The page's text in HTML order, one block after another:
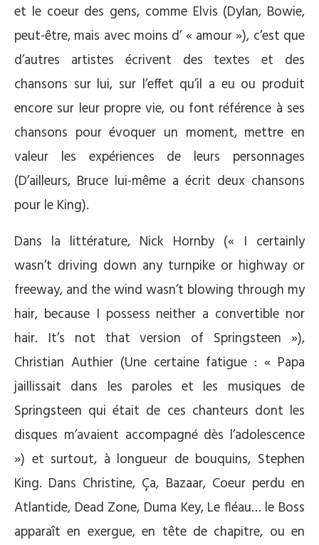
et le coeur des gens, comme Elvis (Dylan, Bowie,
peut-être, mais avec moins d’ « amour »), c’est que
d’autres artistes écrivent des textes et des
chansons sur lui, sur l’effet qu’il a eu ou produit
encore sur leur propre vie, ou font référence à ses
chansons pour évoquer un moment, mettre en
valeur les expériences de leurs personnages
(D’ailleurs, Bruce lui-même a écrit deux chansons
pour le King).
Dans la littérature, Nick Hornby (« I certainly
wasn’t driving down any turnpike or highway or
freeway, and the wind wasn’t blowing through my
hair, because I possess neither a convertible nor
hair. It’s not that version of Springsteen »),
Christian Authier (Une certaine fatigue : « Papa
jaillissait dans les paroles et les musiques de
Springsteen qui était de ces chanteurs dont les
disques m’avaient accompagné dès l’adolescence
») et surtout, à longueur de bouquins, Stephen
King. Dans Christine, Ça, Bazaar, Coeur perdu en
Atlantide, Dead Zone, Duma Key, Le fléau… le Boss
apparaît en exergue, en tête de chapitre, ou en